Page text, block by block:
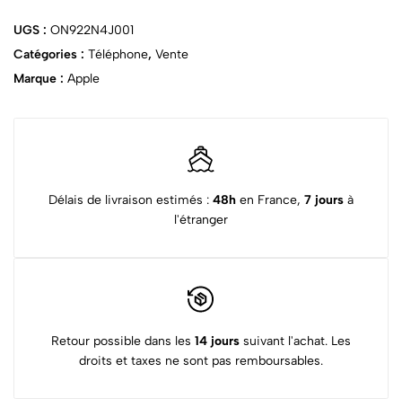
UGS : ON922N4J001
Catégories : Téléphone, Vente
Marque : Apple
Délais de livraison estimés : 48h en France, 7 jours à
l'étranger
Retour possible dans les 14 jours suivant l'achat. Les
droits et taxes ne sont pas remboursables.